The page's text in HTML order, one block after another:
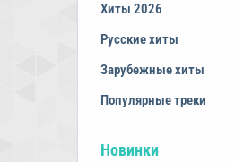
Хиты 2026
Русские хиты
Зарубежные хиты
Популярные треки
Новинки